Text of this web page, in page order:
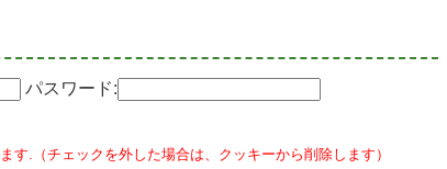
パスワード:
す.（チェックを外した場合は、クッキーから削除します）